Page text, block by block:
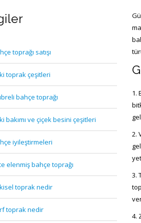
toprağı satışı
toprak çeşitleri
bahçe toprağı
bakımı ve çiçek besini çeşitleri
i̇yileştirmeleri
elenmiş bahçe toprağı
toprak nedir
toprak nedir
1.
2.
3.
4.